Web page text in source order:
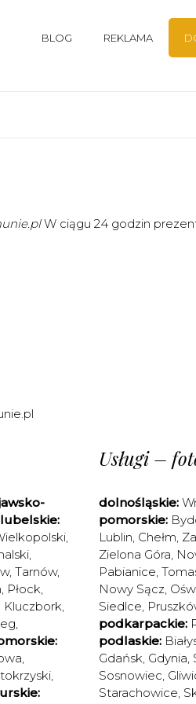
BLOG REKLAMA
W ciągu 24 godzin
lubelskie:
,
,
, Tarnów,
, Płock,
Kluczbork,
,
,
,
Usługi –
dolnośląskie:
pomorskie:
Lublin, Chełm,
Zielona Góra,
Pabianice,
Nowy Sącz,
Siedlce,
podkarpackie:
podlaskie:
Gdańsk, Gdynia,
Sosnowiec,
Starachowice,